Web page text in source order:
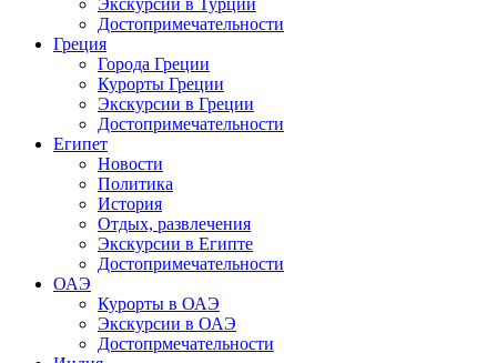
Экскурсии в Турции
Достопримечательности
Греция
Города Греции
Курорты Греции
Экскурсии в Греции
Достопримечательности
Египет
Новости
Политика
История
Отдых, развлечения
Экскурсии в Египте
Достопримечательности
ОАЭ
Курорты в ОАЭ
Экскурсии в ОАЭ
Достопрмечательности